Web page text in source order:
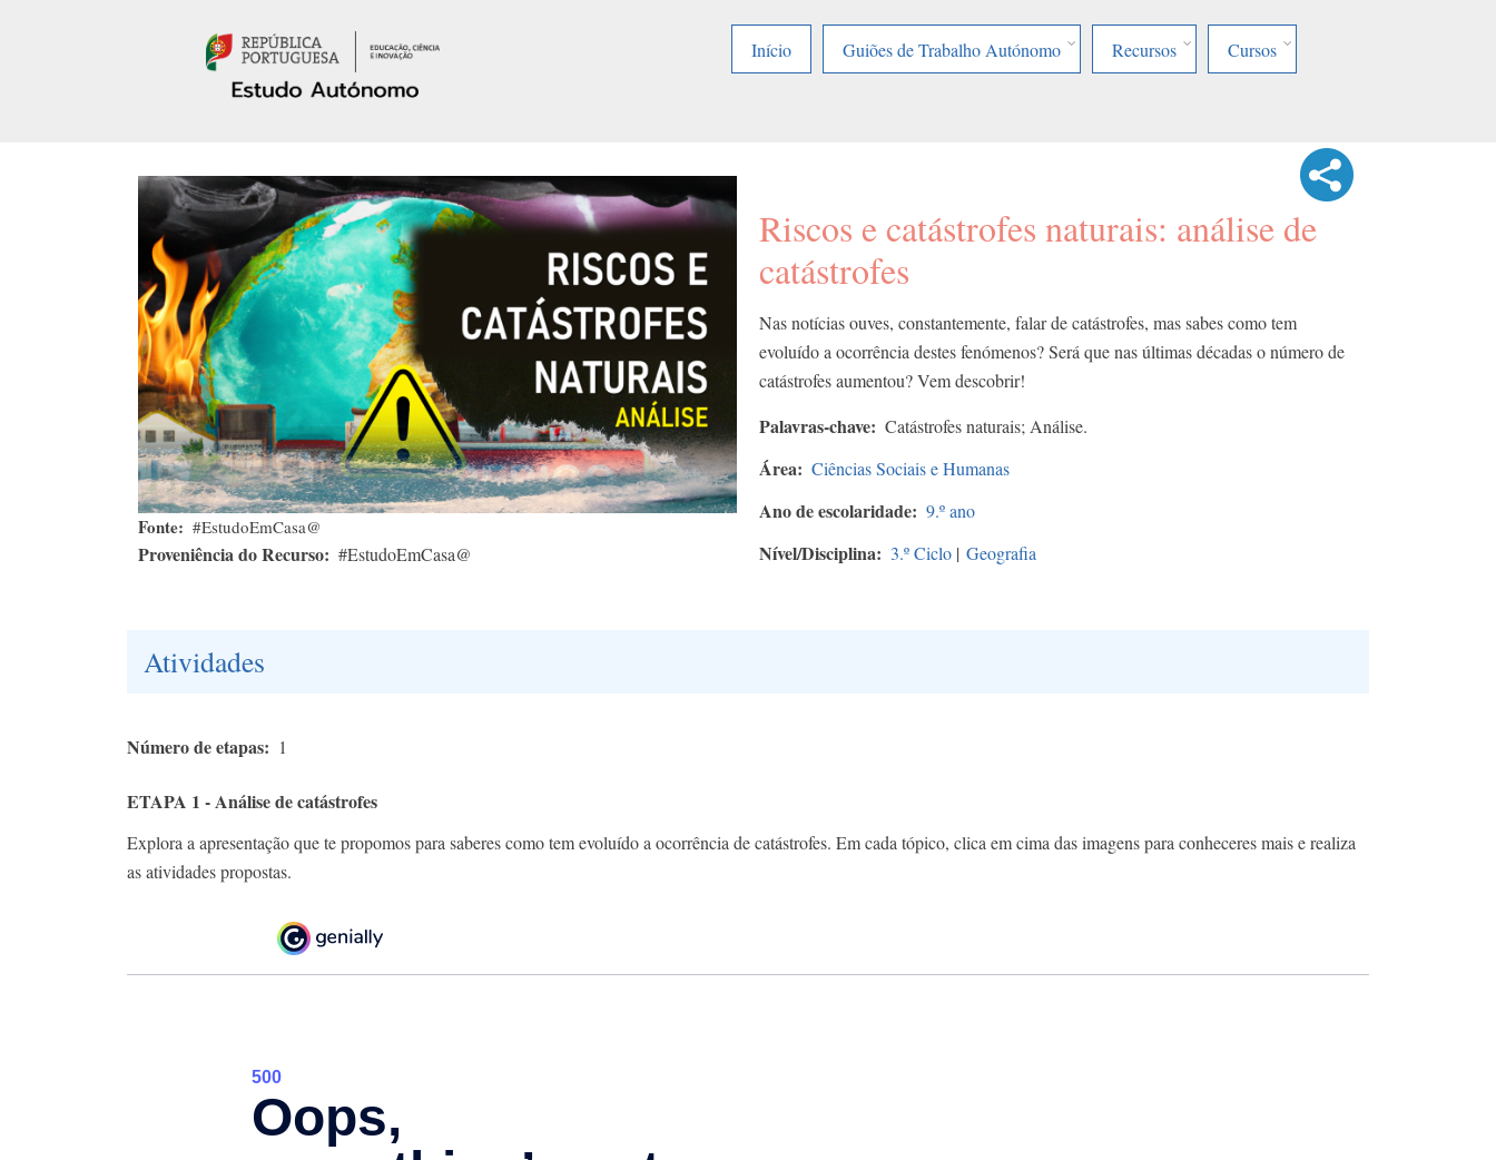
Início
Guiões de Trabalho Autónomo Recursos Cursos
Fonte #EstudoEmCasa@
Proveniência do Recurso #EstudoEmCasa@
Riscos e catástrofes naturais: análise de
catástrofes
Nas notícias ouves, constantemente, falar de catástrofes, mas sabes como tem
evoluído a ocorrência destes fenómenos? Será que nas últimas décadas o número de
catástrofes aumentou? Vem descobrir!
Palavras-chave Catástrofes naturais; Análise.
Área Ciências Sociais e Humanas
Ano de escolaridade 9.º ano
Nível/Disciplina 3.º Ciclo | Geografia
Atividades
Número de etapas 1
ETAPA 1 - Análise de catástrofes
Explora a apresentação que te propomos para saberes como tem evoluído a ocorrência de catástrofes. Em cada tópico, clica em cima das imagens para conheceres mais e realiza
as atividades propostas.